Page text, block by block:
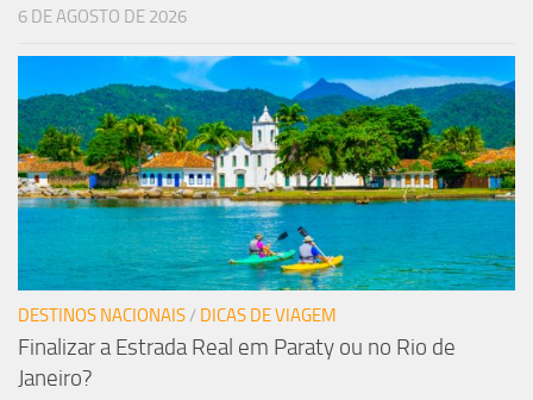
6 DE AGOSTO DE 2026
DESTINOS NACIONAIS/ DICAS DE VIAGEM
Finalizar a Estrada Real em Paraty ou no Rio de
Janeiro?